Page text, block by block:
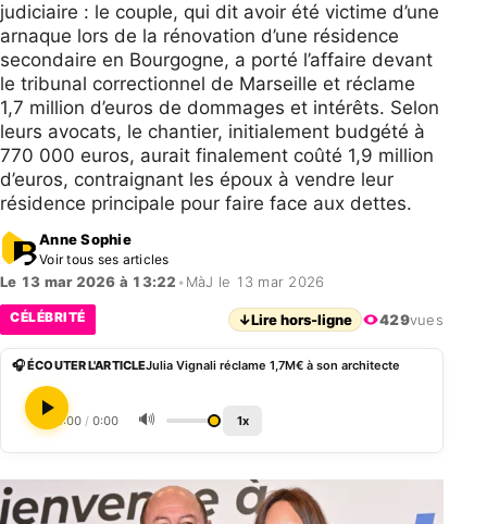
judiciaire : le couple, qui dit avoir été victime d’une
arnaque lors de la rénovation d’une résidence
secondaire en Bourgogne, a porté l’affaire devant
le tribunal correctionnel de Marseille et réclame
1,7 million d’euros de dommages et intérêts. Selon
leurs avocats, le chantier, initialement budgété à
770 000 euros, aurait finalement coûté 1,9 million
d’euros, contraignant les époux à vendre leur
résidence principale pour faire face aux dettes.
Anne Sophie
Voir tous ses articles
Le 13 mar 2026 à 13:22 • MàJ le 13 mar 2026
CÉLÉBRITÉ ↓Lire hors-ligne 429vues
🎧 ÉCOUTER L'ARTICLEJulia Vignali réclame 1,7M€ à son architecte
0:00 / 0:00 🔊 1x